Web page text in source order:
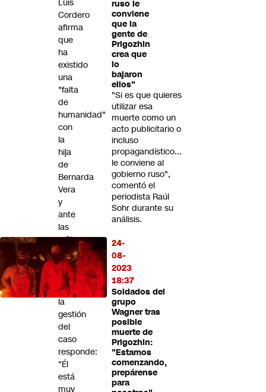
ruso le
conviene
que la
gente de
Prigozhin
crea que
lo
bajaron
ellos"
"Si es que quieres
utilizar esa
muerte como un
acto publicitario o
incluso
propagandístico...
le conviene al
gobierno ruso",
comentó el
periodista Raúl
Sohr durante su
análisis.
24-
08-
2023
18:37
Soldados del
grupo
Wagner tras
posible
muerte de
Prigozhin:
"Estamos
comenzando,
prepárense
para
Luis
Cordero
afirma
que
ha
existido
una
"falta
de
humanidad"
con
la
hija
de
Bernarda
Vera
y
ante
las
críticas
de
Fernando
Rabat
sobre
la
gestión
del
caso
responde:
"Él
está
muy